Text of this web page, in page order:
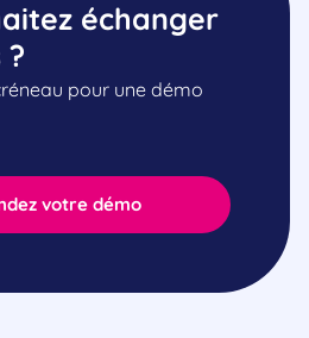
votre démo
échanger
pour une démo